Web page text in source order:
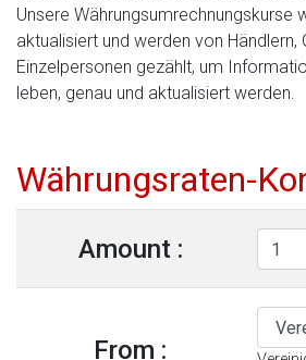
Unsere Währungsumrechnungskurse
aktualisiert und werden von Händlern,
Einzelpersonen gezählt, um
leben, genau und aktualisiert werden.
Währungsraten-
Amount :
From :